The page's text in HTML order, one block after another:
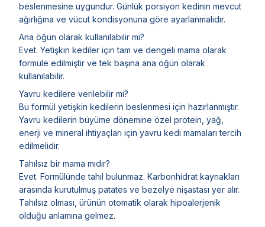
beslenmesine uygundur. Günlük porsiyon kedinin mevcut
ağırlığına ve vücut kondisyonuna göre ayarlanmalıdır.
Ana öğün olarak kullanılabilir mi?
Evet. Yetişkin kediler için tam ve dengeli mama olarak
formüle edilmiştir ve tek başına ana öğün olarak
kullanılabilir.
Yavru kedilere verilebilir mi?
Bu formül yetişkin kedilerin beslenmesi için hazırlanmıştır.
Yavru kedilerin büyüme dönemine özel protein, yağ,
enerji ve mineral ihtiyaçları için yavru kedi mamaları tercih
edilmelidir.
Tahılsız bir mama mıdır?
Evet. Formülünde tahıl bulunmaz. Karbonhidrat kaynakları
arasında kurutulmuş patates ve bezelye nişastası yer alır.
Tahılsız olması, ürünün otomatik olarak hipoalerjenik
olduğu anlamına gelmez.